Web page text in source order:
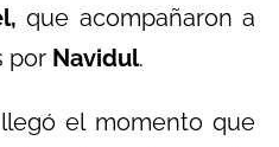
que acompañaron a
por Navidul.
el momento que